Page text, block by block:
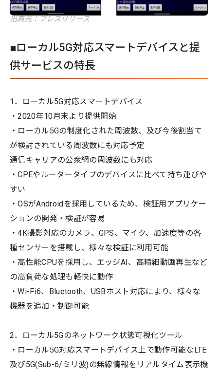
出典元：プレスリリース
■ローカル5G対応スマートデバイスと提
供サービスの特長
1．ローカル5G対応スマートデバイス
・2020年10月末より提供開始
・ローカル5Gの制度化された周波数、及び今後割当て
が検討されている周波数にも対応予定
通信キャリアの公衆網の周波数にも対応
・CPEやルータータイプのデバイスに比べて持ち運びや
すい
・OSがAndroidを採用しているため、検証用アプリケー
ションの開発・検証が容易
・4K撮影対応のカメラ、GPS、マイク、加速度等の各
種センサーを搭載し、様々な検証に利用可能
・高性能CPUを採用し、エッジAI、高精細動画再生など
の高負荷な処理も軽快に動作
・Wi-Fi6、Bluetooth、USBホスト対応により、様々な
機器を追加・制御可能
2．ローカル5Gのネットワーク状態可視化ツール
・ローカル5G対応スマートデバイス上で動作可能なLTE
及び5G(Sub-6/ミリ波)の無線情報をリアルタイム表示機